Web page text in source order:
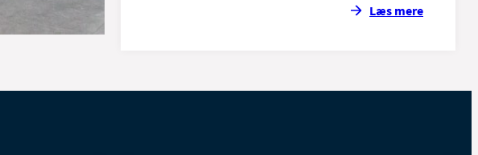
Læs mere